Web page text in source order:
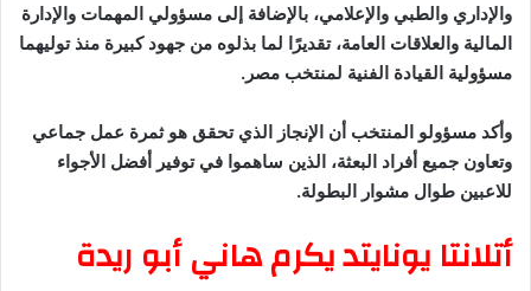
والإداري والطبي والإعلامي، بالإضافة إلى مسؤولي المهمات والإدارة
المالية والعلاقات العامة، تقديرًا لما بذلوه من جهود كبيرة منذ توليهما
مسؤولية القيادة الفنية لمنتخب مصر.
وأكد مسؤولو المنتخب أن الإنجاز الذي تحقق هو ثمرة عمل جماعي
وتعاون جميع أفراد البعثة، الذين ساهموا في توفير أفضل الأجواء
للاعبين طوال مشوار البطولة.
أتلانتا يونايتد يكرم هاني أبو ريدة